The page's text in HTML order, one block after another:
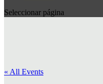
Seleccionar página
« All Events